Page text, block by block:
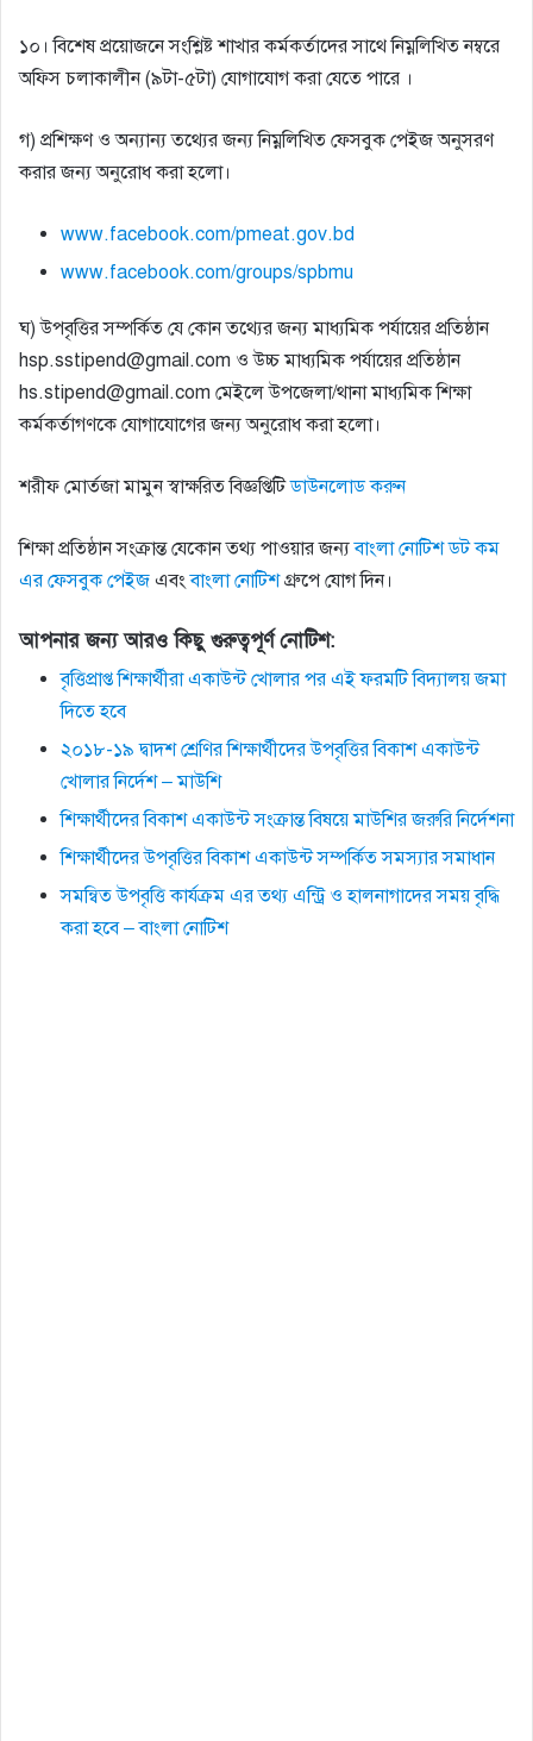
১০। বিশেষ প্রয়ােজনে সংশ্লিষ্ট শাখার কর্মকর্তাদের সাথে নিম্নলিখিত নম্বরে
অফিস চলাকালীন (৯টা-৫টা) যােগাযােগ করা যেতে পারে ।
গ) প্রশিক্ষণ ও অন্যান্য তথ্যের জন্য নিম্নলিখিত ফেসবুক পেইজ অনুসরণ
করার জন্য অনুরােধ করা হলাে।
www.facebook.com/pmeat.gov.bd
www.facebook.com/groups/spbmu
ঘ) উপবৃত্তির সম্পর্কিত যে কোন তথ্যের জন্য মাধ্যমিক পর্যায়ের প্রতিষ্ঠান
hsp.sstipend@gmail.com ও উচ্চ মাধ্যমিক পর্যায়ের প্রতিষ্ঠান
hs.stipend@gmail.com মেইলে উপজেলা/থানা মাধ্যমিক শিক্ষা
কর্মকর্তাগণকে যােগাযােগের জন্য অনুরােধ করা হলাে।
শরীফ মাের্তজা মামুন স্বাক্ষরিত বিজ্ঞপ্তিটিডাউনলোড করুন
শিক্ষা প্রতিষ্ঠান সংক্রান্ত যেকোন তথ্য পাওয়ার জন্যবাংলা নোটিশ ডট কম
এর ফেসবুক পেইজ এবংবাংলা নোটিশগ্রুপে যোগ দিন।
আপনার জন্য আরও কিছু গুরুত্বপূর্ণ নোটিশ:
বৃত্তিপ্রাপ্ত শিক্ষার্থীরা একাউন্ট খোলার পর এই ফরমটি বিদ্যালয় জমা
দিতে হবে
২০১৮-১৯ দ্বাদশ শ্রেণির শিক্ষার্থীদের উপবৃত্তির বিকাশ একাউন্ট
খোলার নির্দেশ – মাউশি
শিক্ষার্থীদের বিকাশ একাউন্ট সংক্রান্ত বিষয়ে মাউশির জরুরি নির্দেশনা
শিক্ষার্থীদের উপবৃত্তির বিকাশ একাউন্ট সম্পর্কিত সমস্যার সমাধান
সমন্বিত উপবৃত্তি কার্যক্রম এর তথ্য এন্ট্রি ও হালনাগাদের সময় বৃদ্ধি
করা হবে – বাংলা নোটিশ